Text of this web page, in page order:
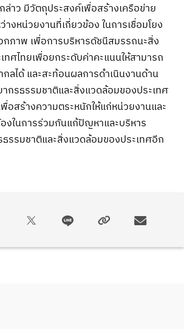
ล่าว มีวัตถุประสงค์เพื่อสร้างเครือข่าย
งหน่วยงานที่เกี่ยวข้อง ในการเชื่อมโยง
กภาพ เพื่อการบริหารดัชนีสมรรถนะสิ่ง
ทศไทยเพื่อยกระดับค่าคะแนนให้สามารถ
กลได้ และสะท้อนผลการดำเนินงานด้าน
กรธรรมชาติและสิ่งแวดล้อมของประเทศ
อสร้างความตระหนักให้แก่หน่วยงานและ
งในการร่วมกันแก้ปัญหาและบริหาร
รรมชาติและสิ่งแวดล้อมของประเทศอีก